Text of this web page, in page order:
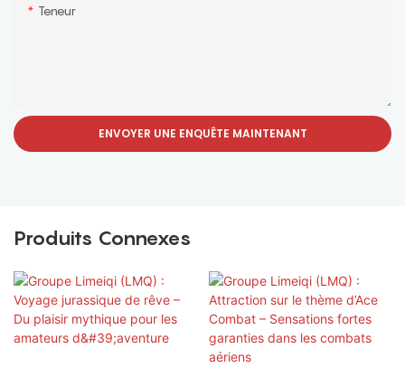
Teneur
ENVOYER UNE ENQUÊTE MAINTENANT
Produits Connexes